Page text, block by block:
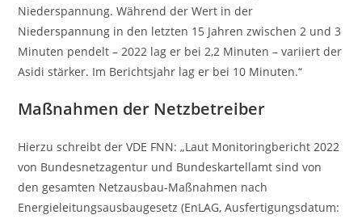
Niederspannung. Während der Wert in der
Niederspannung in den letzten 15 Jahren zwischen 2 und 3
Minuten pendelt – 2022 lag er bei 2,2 Minuten – variiert der
Asidi stärker. Im Berichtsjahr lag er bei 10 Minuten.“
Maßnahmen der Netzbetreiber
Hierzu schreibt der VDE FNN: „Laut Monitoringbericht 2022
von Bundesnetzagentur und Bundeskartellamt sind von
den gesamten Netzausbau-Maßnahmen nach
Energieleitungsausbaugesetz (EnLAG, Ausfertigungsdatum: